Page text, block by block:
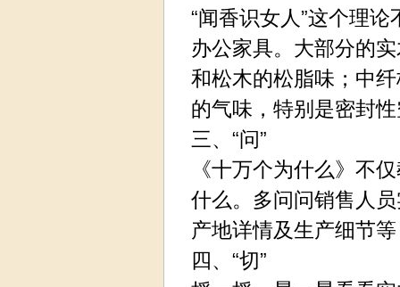
“闻香识女人”这个理
办公家具。大部分的
和松木的松脂味；中
的气味，特别是密封
三、“问”
《十万个为什么》不
什么。多问问销售人
产地详情及生产细节
四、“切”